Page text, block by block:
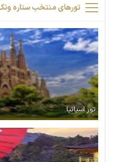
تورهای منتخب ستاره
تور اسپانیا